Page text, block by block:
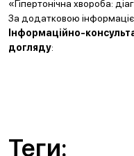
«Гіпертонічна хвороба:
За додатковою
Інформаційно-
догляду:
Теги: